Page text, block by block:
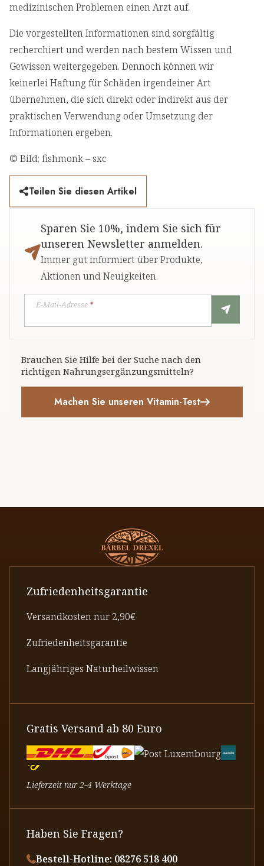
medizinischen Problemen einen Arzt auf.
Die vorgestellten Informationen sind sorgfältig
recherchiert und werden nach bestem Wissen und
Gewissen weitergegeben. Dennoch können wir
keinerlei Haftung für Schäden irgendeiner Art
übernehmen, die sich direkt oder indirekt aus der
praktischen Verwendung oder Umsetzung der
Informationen ergeben.
© Bild: fishmonk – sxc
Teilen Sie diesen Artikel
Sparen Sie 10%, indem Sie sich für
unseren Newsletter anmelden.
Immer gut informiert über Produkte,
Aktionen und Neuigkeiten.
E-Mail-Adresse *
Brauchen Sie Hilfe bei der Suche nach den
richtigen Nahrungsergänzungsmitteln?
Machen Sie unseren Vitamin-Test
Zufriedenheitsgarantie
Versandkosten nur 2,90€
Zufriedenheitsgarantie
Langjähriges Naturheilwissen
Gratis Versand ab 80 Euro
Lieferzeit nur 2-4 Werktage
Haben Sie Fragen?
Bestell-Hotline: 08276 518 400